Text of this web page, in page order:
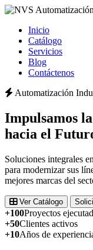
Inicio
Catálogo
Servicios
Blog
Contáctenos
Automatización
Impulsamos la
hacia el
Soluciones integrales
para modernizar sus
mejores marcas del
Ver Catálogo
+100Proyectos
+50Clientes activos
+10Años de